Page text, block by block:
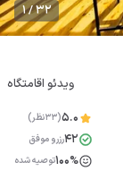
1 / 32
ویدئو اقامتگاه
5.0(33نظر)
42رزرو موفق
100%توصیه شده